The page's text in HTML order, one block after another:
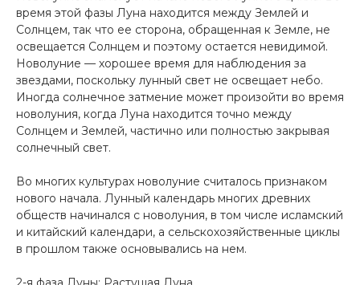
время этой фазы Луна находится между Землей и
Солнцем, так что ее сторона, обращенная к Земле, не
освещается Солнцем и поэтому остается невидимой.
Новолуние — хорошее время для наблюдения за
звездами, поскольку лунный свет не освещает небо.
Иногда солнечное затмение может произойти во время
новолуния, когда Луна находится точно между
Солнцем и Землей, частично или полностью закрывая
солнечный свет.
Во многих культурах новолуние считалось признаком
нового начала. Лунный календарь многих древних
обществ начинался с новолуния, в том числе исламский
и китайский календари, а сельскохозяйственные циклы
в прошлом также основывались на нем.